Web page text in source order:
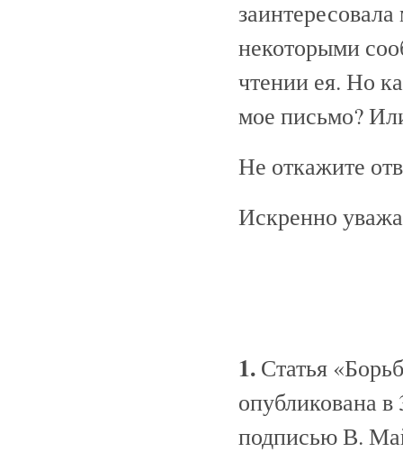
некоторыми
чтении ея. Но
мое письмо?
Не откажите
Искренно
1. Статья
опубликована в
подписью В.